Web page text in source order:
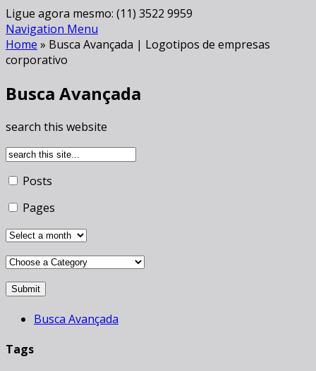
Ligue agora mesmo: (11) 3522 9959
Navigation Menu
Home » Busca Avançada | Logotipos de empresas
corporativo
Busca Avançada
search this website
Posts
Pages
Busca Avançada
Tags